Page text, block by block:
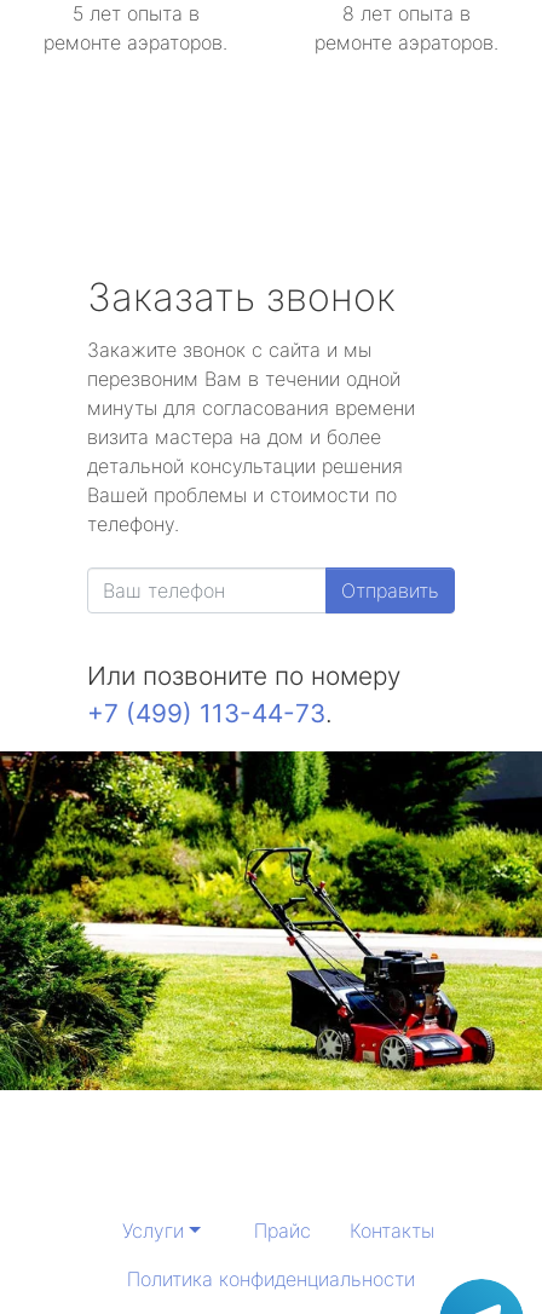
5 лет опыта в
ремонте аэраторов.
8 лет опыта в
ремонте аэраторов.
Заказать звонок
Закажите звонок с сайта и мы
перезвоним Вам в течении одной
минуты для согласования времени
визита мастера на дом и более
детальной консультации решения
Вашей проблемы и стоимости по
телефону.
Отправить
Или позвоните по номеру
+7 (499) 113-44-73.
Услуги Прайс
Контакты
Политика конфиденциальности